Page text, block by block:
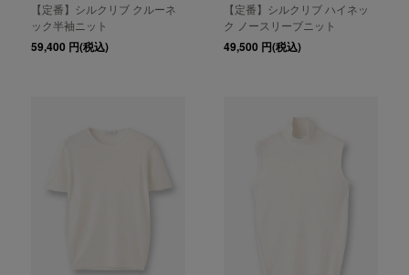
【定番】シルクリブ クルーネ
ック半袖ニット
59,400 円(税込)
【定番】シルクリブ ハイネッ
ク ノースリーブニット
49,500 円(税込)